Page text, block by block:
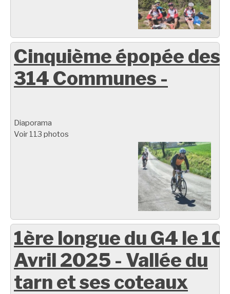
Cinquième épopée des
314 Communes -
Diaporama
Voir 113 photos
1ère longue du G4 le 10
Avril 2025 - Vallée du
tarn et ses coteaux